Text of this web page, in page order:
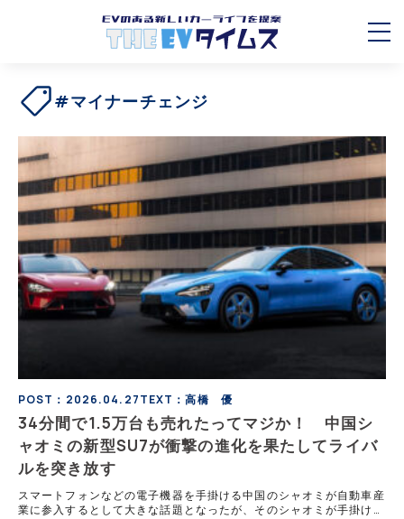
#マイナーチェンジ
POST：2026.04.27TEXT：高橋 優
34分間で1.5万台も売れたってマジか！ 中国シ
ャオミの新型SU7が衝撃の進化を果たしてライバ
ルを突き放す
スマートフォンなどの電子機器を手掛ける中国のシャオミが自動車産
業に参入するとして大きな話題となったが、そのシャオミが手掛けた